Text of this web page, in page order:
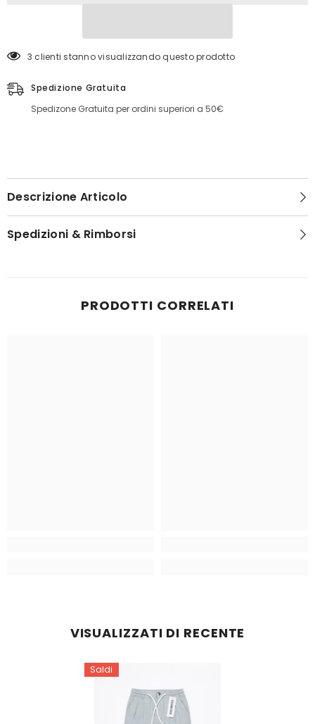
3 clienti stanno visualizzando questo prodotto
Spedizione Gratuita
Spedizone Gratuita per ordini superiori a 50€
Descrizione Articolo
Spedizioni & Rimborsi
PRODOTTI CORRELATI
VISUALIZZATI DI RECENTE
Saldi